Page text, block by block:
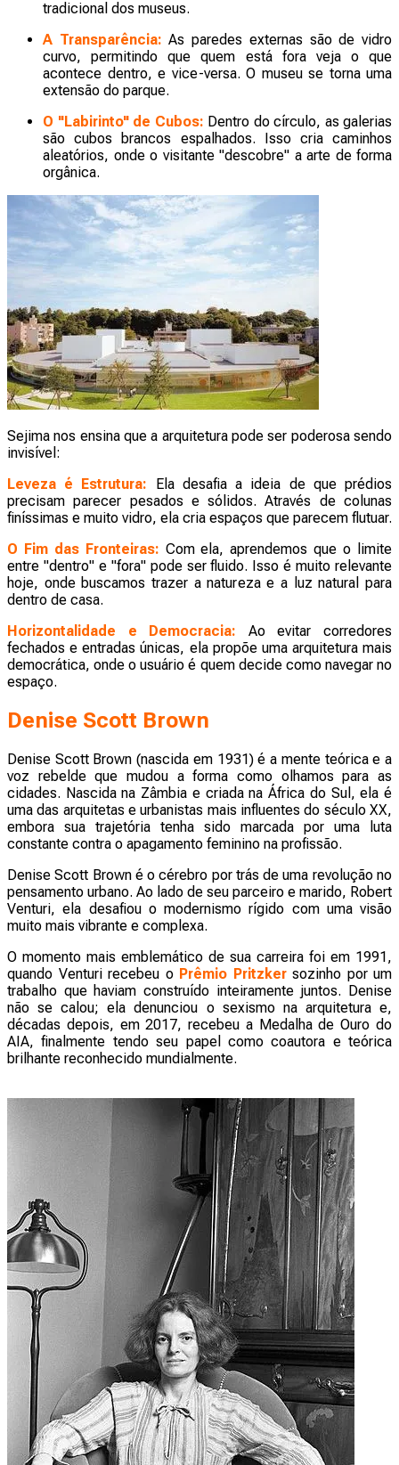
tradicional dos museus.
A Transparência: As paredes externas são de vidro
curvo, permitindo que quem está fora veja o que
acontece dentro, e vice-versa. O museu se torna uma
extensão do parque.
O "Labirinto" de Cubos: Dentro do círculo, as galerias
são cubos brancos espalhados. Isso cria caminhos
aleatórios, onde o visitante "descobre" a arte de forma
orgânica.
Sejima nos ensina que a arquitetura pode ser poderosa sendo
invisível:
Leveza é Estrutura:
Ela desafia a ideia de que prédios
precisam parecer pesados e sólidos. Através de colunas
finíssimas e muito vidro, ela cria espaços que parecem flutuar.
O Fim das Fronteiras: Com ela, aprendemos que o limite
entre "dentro" e "fora" pode ser fluido. Isso é muito relevante
hoje, onde buscamos trazer a natureza e a luz natural para
dentro de casa.
Horizontalidade e Democracia: Ao evitar corredores
fechados e entradas únicas, ela propõe uma arquitetura mais
democrática, onde o usuário é quem decide como navegar no
espaço.
Denise Scott Brown
Denise Scott Brown (nascida em 1931) é a mente teórica e a
voz rebelde que mudou a forma como olhamos para as
cidades. Nascida na Zâmbia e criada na África do Sul, ela é
uma das arquitetas e urbanistas mais influentes do século XX,
embora sua trajetória tenha sido marcada por uma luta
constante contra o apagamento feminino na profissão.
Denise Scott Brown é o cérebro por trás de uma revolução no
pensamento urbano. Ao lado de seu parceiro e marido, Robert
Venturi, ela desafiou o modernismo rígido com uma visão
muito mais vibrante e complexa.
O momento mais emblemático de sua carreira foi em 1991,
quando Venturi recebeu o Prêmio Pritzkersozinho por um
trabalho que haviam construído inteiramente juntos. Denise
não se calou; ela denunciou o sexismo na arquitetura e,
décadas depois, em 2017, recebeu a Medalha de Ouro do
AIA, finalmente tendo seu papel como coautora e teórica
brilhante reconhecido mundialmente.